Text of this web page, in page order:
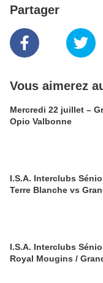
Partager
Vous aimerez
Mercredi 22 juillet –
Opio Valbonne
I.S.A. Interclubs
Terre Blanche vs
I.S.A. Interclubs
Royal Mougins /